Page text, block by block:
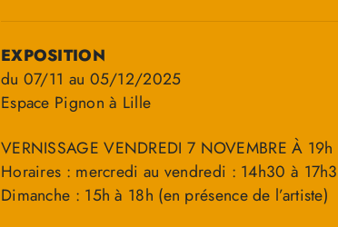
EXPOSITION
du 07/11 au 05/12/2025
Espace Pignon à Lille
VERNISSAGE VENDREDI 7 NOVEMBRE À 19h
Horaires : mercredi au vendredi : 14h30 à
Dimanche : 15h à 18h (en présence de l’artiste)